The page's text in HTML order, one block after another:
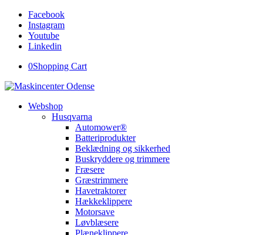
Facebook
Instagram
Youtube
Linkedin
0Shopping Cart
Webshop
Husqvarna
Automower®
Batteriprodukter
Beklædning og sikkerhed
Buskryddere og trimmere
Fræsere
Græstrimmere
Havetraktorer
Hækkeklippere
Motorsave
Løvblæsere
Plæneklippere